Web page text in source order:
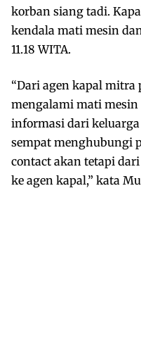
korban siang tadi.
kendala mati mesin
11.18 WITA.
“Dari agen kapal mitra
mengalami mati
informasi dari
sempat menghubungi
contact akan tetapi
ke agen kapal,” kata